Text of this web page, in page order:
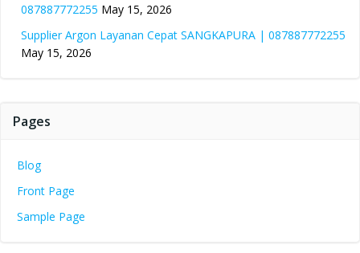
087887772255 May 15, 2026
Supplier Argon Layanan Cepat SANGKAPURA | 087887772255
May 15, 2026
Pages
Blog
Front Page
Sample Page